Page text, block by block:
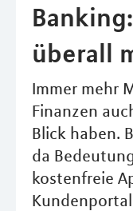
überall
Immer mehr
Finanzen
Blick haben.
da
kostenfreie